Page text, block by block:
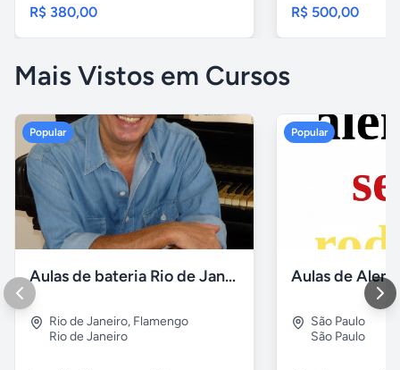
R$ 380,00 R$ 500,00
Mais Vistos em Cursos
Popular
Aulas de bateria Rio de Janeiro
Rio de Janeiro, Flamengo
Rio de Janeiro
Popular
São Paulo
São Paulo